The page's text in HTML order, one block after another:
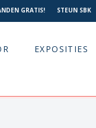
GRATIS! STEUN SBK
EXPOSITIES